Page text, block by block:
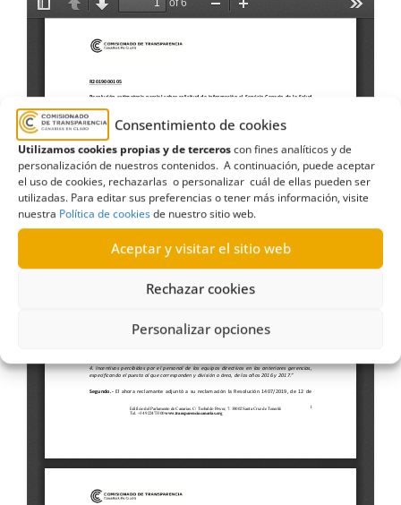
Consentimiento de cookies
Utilizamos cookies propias y de terceroscon fines analíticos y de
personalización de nuestros contenidos. A continuación, puede aceptar
el uso de cookies, rechazarlas o personalizar cuál de ellas pueden ser
utilizadas. Para editar sus preferencias o tener más información, visite
nuestra Política de cookiesde nuestro sitio web.
Aceptar y visitar el sitio web
Rechazar cookies
Personalizar opciones